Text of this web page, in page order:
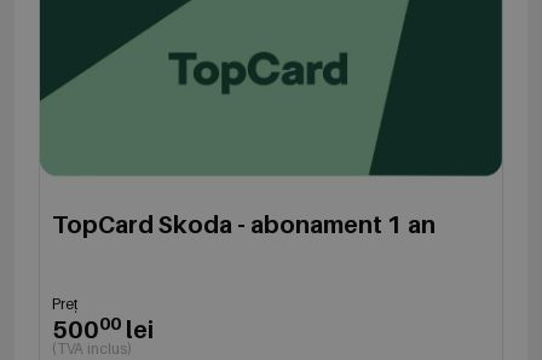
TopCard Skoda - abonament 1 an
Preț
50000 lei
(TVA inclus)